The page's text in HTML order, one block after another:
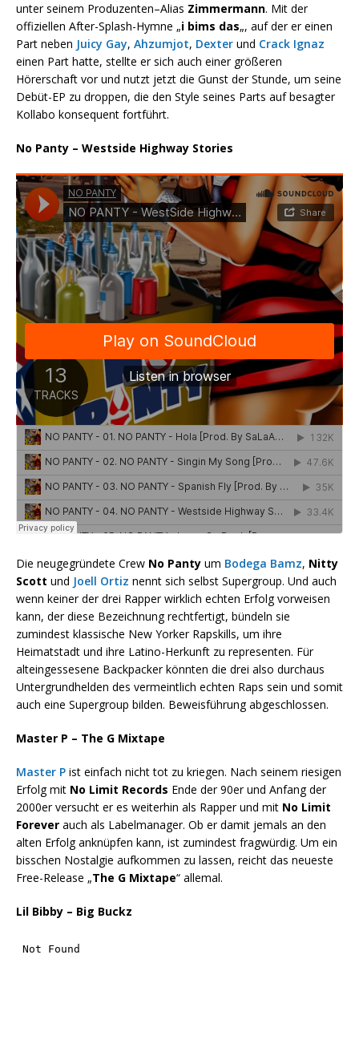
unter seinem Produzenten–Alias Zimmermann. Mit der
offiziellen After-Splash-Hymne „i bims das„, auf der er einen
Part neben Juicy Gay, Ahzumjot, Dexter und Crack Ignaz
einen Part hatte, stellte er sich auch einer größeren
Hörerschaft vor und nutzt jetzt die Gunst der Stunde, um seine
Debüt-EP zu droppen, die den Style seines Parts auf besagter
Kollabo konsequent fortführt.
No Panty – Westside Highway Stories
Die neugegründete Crew No Panty um Bodega Bamz, Nitty
Scott und Joell Ortiz nennt sich selbst Supergroup. Und auch
wenn keiner der drei Rapper wirklich echten Erfolg vorweisen
kann, der diese Bezeichnung rechtfertigt, bündeln sie
zumindest klassische New Yorker Rapskills, um ihre
Heimatstadt und ihre Latino-Herkunft zu representen. Für
alteingessesene Backpacker könnten die drei also durchaus
Untergrundhelden des vermeintlich echten Raps sein und somit
auch eine Supergroup bilden. Beweisführung abgeschlossen.
Master P – The G Mixtape
Master P ist einfach nicht tot zu kriegen. Nach seinem riesigen
Erfolg mit No Limit Records Ende der 90er und Anfang der
2000er versucht er es weiterhin als Rapper und mit No Limit
Forever auch als Labelmanager. Ob er damit jemals an den
alten Erfolg anknüpfen kann, ist zumindest fragwürdig. Um ein
bisschen Nostalgie aufkommen zu lassen, reicht das neueste
Free-Release „The G Mixtape“ allemal.
Lil Bibby – Big Buckz